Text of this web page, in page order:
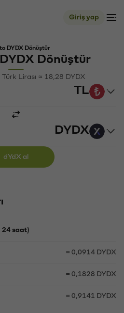
Giriş yap
DYDX Dönüştür
Dönüştür
Lirası ≈ 18,28 DYDX
TL
DYDX
dYdX al
24 saat)
= 0,0914 DYDX
= 0,1828 DYDX
= 0,9141 DYDX